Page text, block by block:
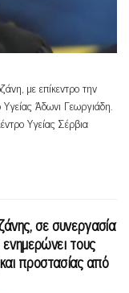
με επίκεντρο την
Άδωνι Γεωργιάδη.
Υγείας Σέρβια
σε συνεργασία
τους
προστασίας από